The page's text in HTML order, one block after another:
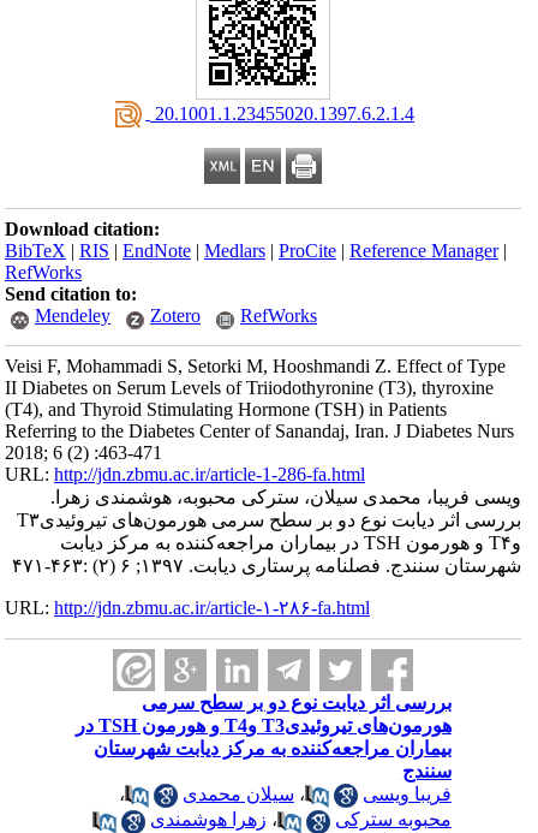
‎ 20.1001.1.23455020.1397.6.2.1.4
Download citation:
BibTeX |RIS |EndNote |Medlars |ProCite |Reference Manager
RefWorks
Send citation to:
Mendeley
Zotero RefWorks
Veisi F, Mohammadi S, Setorki M, Hooshmandi Z. Effect of Type
II Diabetes on Serum Levels of Triiodothyronine (T3), thyroxine
(T4), and Thyroid Stimulating Hormone (TSH) in Patients
Referring to the Diabetes Center of Sanandaj, Iran. J Diabetes Nurs
2018; 6 (2) :463-471
URL:http://jdn.zbmu.ac.ir/article-1-286-fa.html
ویسی فریبا، محمدی سیلان، سترکی محبوبه، هوشمندی زهرا.
بررسی اثر دیابت نوع دو بر سطح سرمی هورمون‌های تیروئیدیT۳
وT۴ و هورمون TSH در بیماران مراجعه‌کننده به مرکز دیابت
شهرستان سنندج. فصلنامه پرستاری دیابت. ۱۳۹۷; ۶ (۲) :۴۶۳-۴۷۱
URL:http://jdn.zbmu.ac.ir/article-۱-۲۸۶-fa.html
بررسی اثر دیابت نوع دو بر سطح سرمی
هورمون‌های تیروئیدیT3 وT4 و هورمون TSH در
بیماران مراجعه‌کننده به مرکز دیابت شهرستان
سنندج
فریبا ویسی
،سیلان محمدی
،
محبوبه سترکی
،زهرا هوشمندی